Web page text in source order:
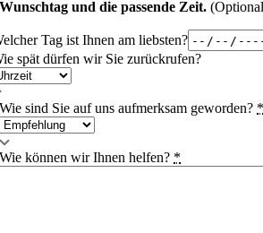
Wunschtag und die passende Zeit.
Tag ist Ihnen am liebsten?
spät dürfen wir Sie zurückrufen?
Wie sind Sie auf uns aufmerksam geworden? *
Wie können wir Ihnen helfen? *